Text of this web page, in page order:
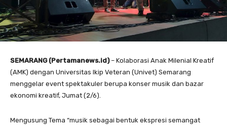
SEMARANG (Pertamanews.id)– Kolaborasi Anak Milenial Kreatif
(AMK) dengan Universitas Ikip Veteran (Univet) Semarang
menggelar event spektakuler berupa konser musik dan bazar
ekonomi kreatif, Jumat (2/6).
Mengusung Tema “musik sebagai bentuk ekspresi semangat